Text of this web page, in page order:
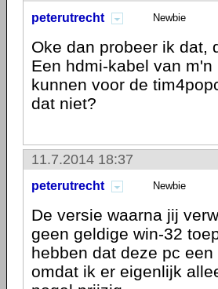
peterutrecht Newbie
Oke dan probeer ik dat,
Een hdmi-kabel van
kunnen voor de
dat niet?
11.7.2014 18:37
peterutrecht Newbie
De versie waarna jij
geen geldige win-32
hebben dat deze pc
omdat ik er eigenlijk